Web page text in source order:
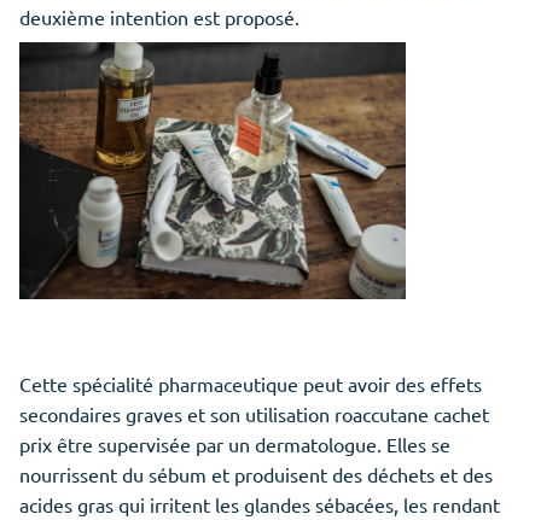
deuxième intention est proposé.
Cette spécialité pharmaceutique peut avoir des effets
secondaires graves et son utilisation roaccutane cachet
prix être supervisée par un dermatologue. Elles se
nourrissent du sébum et produisent des déchets et des
acides gras qui irritent les glandes sébacées, les rendant